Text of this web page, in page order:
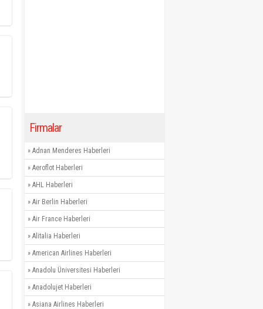
Firmalar
» Adnan Menderes Haberleri
» Aeroflot Haberleri
» AHL Haberleri
» Air Berlin Haberleri
» Air France Haberleri
» Alitalia Haberleri
» American Airlines Haberleri
» Anadolu Üniversitesi Haberleri
» Anadolujet Haberleri
» Asiana Airlines Haberleri